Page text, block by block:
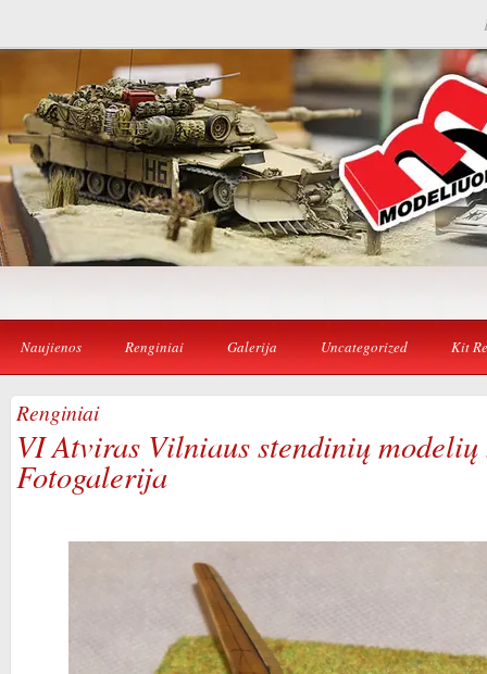
Naujienos Renginiai Galerija Uncategorized Kit
Renginiai
VI Atviras Vilniaus stendinių modelių
Fotogalerija